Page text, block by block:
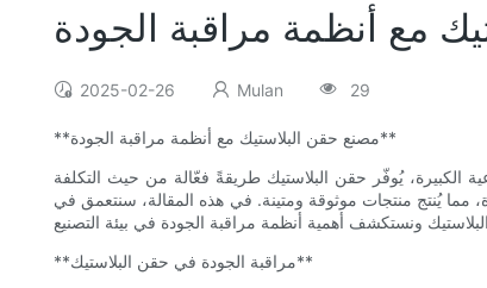
مع أنظمة مراقبة الجودة
2025-02-26 Mulan 29
**مصنع حقن البلاستيك مع أنظمة مراقبة الجودة**
الكبيرة، يُوفّر حقن البلاستيك طريقةً فعّالة من حيث التكلفة
مما يُنتج منتجات موثوقة ومتينة. في هذه المقالة، سنتعمق في
**مراقبة الجودة في حقن البلاستيك**